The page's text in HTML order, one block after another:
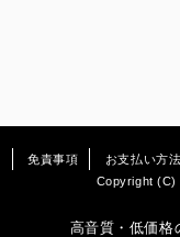
免責事項
お支払い方
Copyright (C)
高音質・低価格